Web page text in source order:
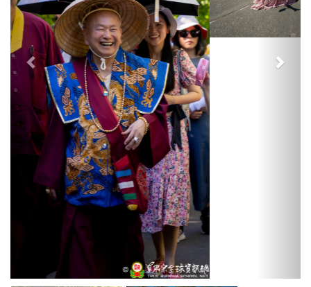
Halaman Sebelumnya Halaman Berikutnya
Saya ingin mensponsori
Panjang Persembahan bagi Sangha
Saya Ingin Bersarana
Grup Facebook TBSN